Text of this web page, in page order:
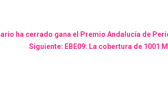
ha cerrado gana el Premio Andalucía de
Siguiente: EBE09: La cobertura de 1001